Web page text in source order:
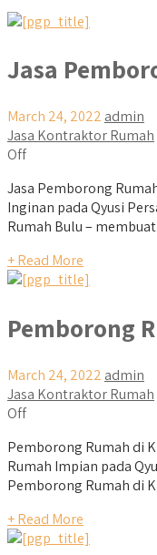
Jasa
March 24, 2022 admin
Jasa Kontraktor Rumah
Off
Jasa Pemborong
Inginan pada Qyusi
Rumah Bulu –
+ Read More
Pemborong
March 24, 2022 admin
Jasa Kontraktor Rumah
Off
Pemborong Rumah di
Rumah Impian pada
Pemborong Rumah di
+ Read More